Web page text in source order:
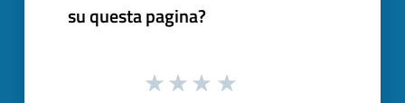
su questa pagina?